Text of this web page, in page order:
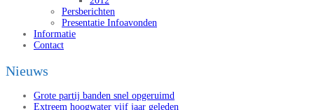
Persberichten
Presentatie Infoavonden
Informatie
Contact
Nieuws
Grote partij banden snel opgeruimd
Extreem hoogwater vijf jaar geleden